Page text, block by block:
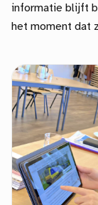
informatie blijft
het moment dat